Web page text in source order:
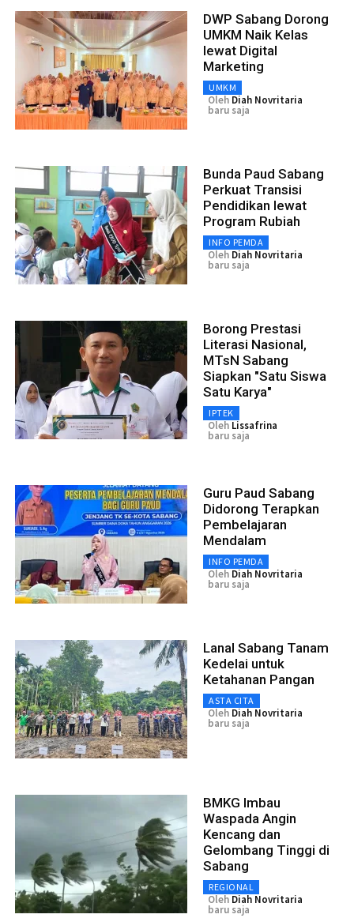
DWP Sabang Dorong
UMKM Naik Kelas
lewat Digital
Marketing
UMKM
Oleh Diah Novritaria
baru saja
Bunda Paud Sabang
Perkuat Transisi
Pendidikan lewat
Program Rubiah
INFO PEMDA
Oleh Diah Novritaria
baru saja
Borong Prestasi
Literasi Nasional,
MTsN Sabang
Siapkan "Satu Siswa
Satu Karya"
IPTEK
Oleh Lissafrina
baru saja
Guru Paud Sabang
Didorong Terapkan
Pembelajaran
Mendalam
INFO PEMDA
Oleh Diah Novritaria
baru saja
Lanal Sabang Tanam
Kedelai untuk
Ketahanan Pangan
ASTA CITA
Oleh Diah Novritaria
baru saja
BMKG Imbau
Waspada Angin
Kencang dan
Gelombang Tinggi di
Sabang
REGIONAL
Oleh Diah Novritaria
baru saja